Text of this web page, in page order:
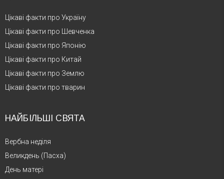
Цікаві факти про Україну
Цікаві факти про Шевченка
Цікаві факти про Японію
Цікаві факти про Китай
Цікаві факти про Землю
Цікаві факти про тварин
НАЙБІЛЬШІ СВЯТА
Вербна неділя
Великдень (Пасха)
День матері